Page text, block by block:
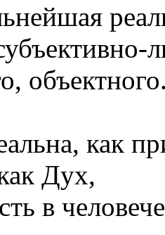
как
Дух,
в